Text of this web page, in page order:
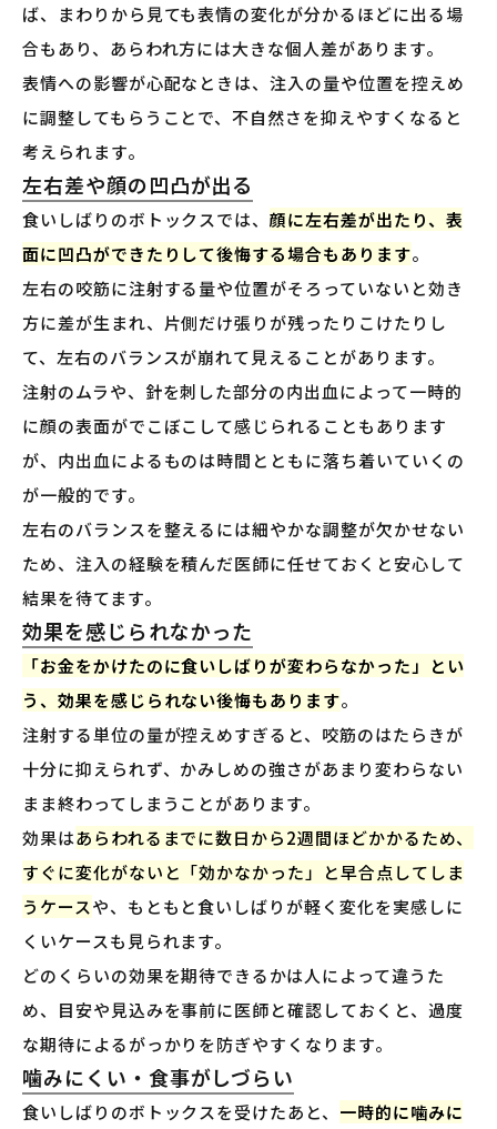
ば、まわりから見ても表情の変化が分かるほどに出る場
合もあり、あらわれ方には大きな個人差があります。
表情への影響が心配なときは、注入の量や位置を控えめ
に調整してもらうことで、不自然さを抑えやすくなると
考えられます。
左右差や顔の凹凸が出る
食いしばりのボトックスでは、顔に左右差が出たり、表
面に凹凸ができたりして後悔する場合もあります。
左右の咬筋に注射する量や位置がそろっていないと効き
方に差が生まれ、片側だけ張りが残ったりこけたりし
て、左右のバランスが崩れて見えることがあります。
注射のムラや、針を刺した部分の内出血によって一時的
に顔の表面がでこぼこして感じられることもあります
が、内出血によるものは時間とともに落ち着いていくの
が一般的です。
左右のバランスを整えるには細やかな調整が欠かせない
ため、注入の経験を積んだ医師に任せておくと安心して
結果を待てます。
効果を感じられなかった
「お金をかけたのに食いしばりが変わらなかった」とい
う、効果を感じられない後悔もあります。
注射する単位の量が控えめすぎると、咬筋のはたらきが
十分に抑えられず、かみしめの強さがあまり変わらない
まま終わってしまうことがあります。
効果はあらわれるまでに数日から2週間ほどかかるため、
すぐに変化がないと「効かなかった」と早合点してしま
うケースや、もともと食いしばりが軽く変化を実感しに
くいケースも見られます。
どのくらいの効果を期待できるかは人によって違うた
め、目安や見込みを事前に医師と確認しておくと、過度
な期待によるがっかりを防ぎやすくなります。
噛みにくい・食事がしづらい
食いしばりのボトックスを受けたあと、 一時的に噛みに